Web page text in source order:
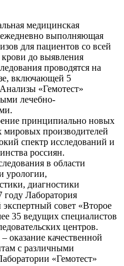
медицинская
выполняющая
для пациентов со всей
крови до выявления
проводятся на
включающей 5
«Гемотест»
лечебно-
принципиально новых
мировых производителей
спектр исследований и
россиян.
в области
урологии,
диагностики
Лаборатория
совет «Второе
35 ведущих специалистов
центров.
оказание качественной
с различными
«Гемотест»